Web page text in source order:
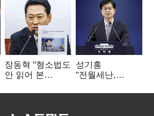
장동혁 "형소법도
안 읽어 본
속도로 무너질
성기홍
"전월세난,
공급 문제"…닥공